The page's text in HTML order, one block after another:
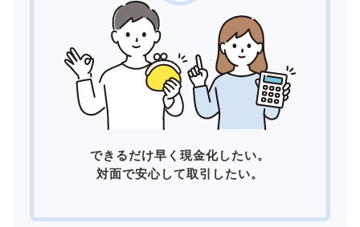
できるだけ早く現金化したい。
対面で安心して取引したい。